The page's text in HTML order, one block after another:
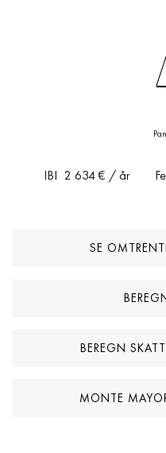
IBI 2 634 € / år
SE
BEREGN
MONTE